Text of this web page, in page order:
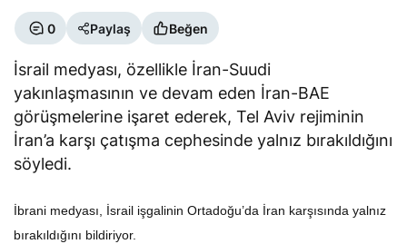
0 Paylaş Beğen
İsrail medyası, özellikle İran-Suudi
yakınlaşmasının ve devam eden İran-BAE
görüşmelerine işaret ederek, Tel Aviv rejiminin
İran’a karşı çatışma cephesinde yalnız bırakıldığını
söyledi.
İbrani medyası, İsrail işgalinin Ortadoğu’da İran karşısında yalnız
bırakıldığını bildiriyor.